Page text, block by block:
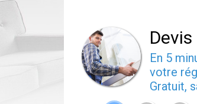
En 5
votre
Gratuit,